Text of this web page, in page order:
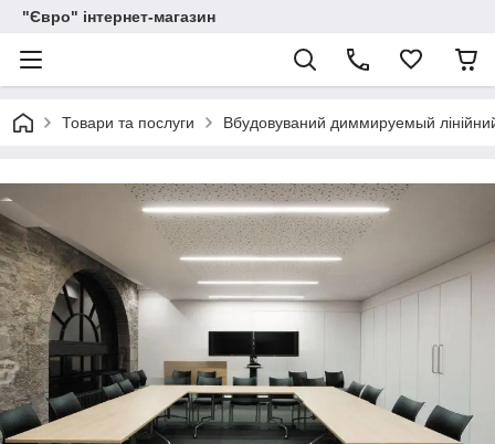
"Євро" інтернет-магазин
Товари та послуги Вбудовуваний диммируемый